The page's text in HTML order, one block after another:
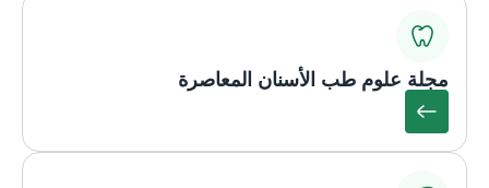
مجلة علوم طب الأسنان المعاصرة